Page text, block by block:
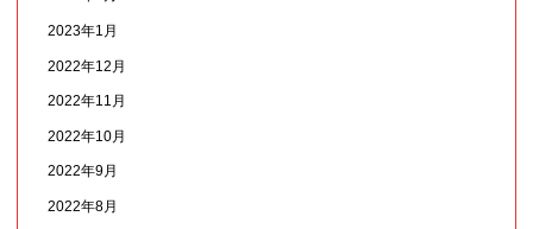
2023年1月
2022年12月
2022年11月
2022年10月
2022年9月
2022年8月